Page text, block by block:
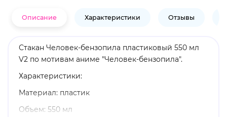
Описание Характеристики Отзывы
Стакан Человек-бензопила пластиковый 550 мл
V2 по мотивам аниме "Человек-бензопила".
Характеристики:
Материал: пластик
Объем: 550 мл